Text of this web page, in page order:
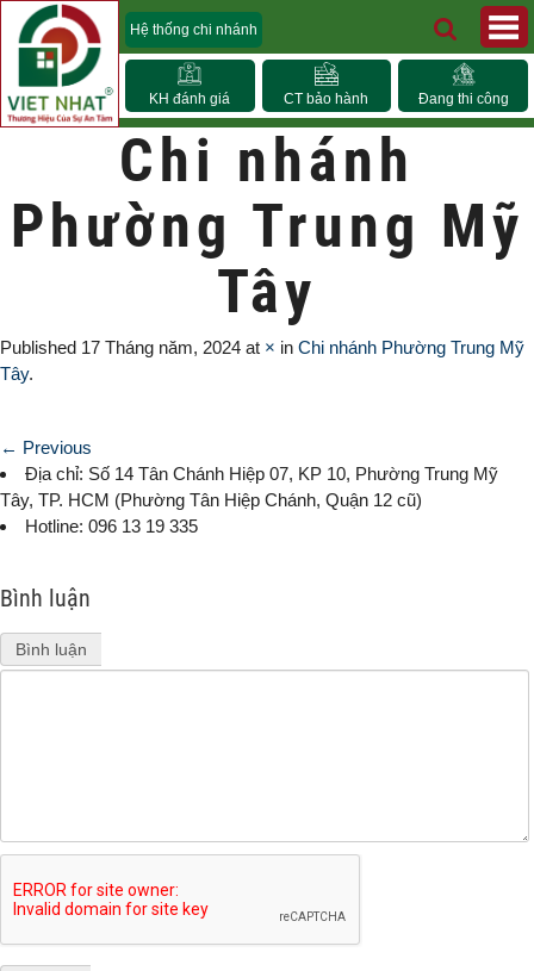
Hệ thống chi nhánh
KH đánh giá CT bảo hành Đang thi công
Chi nhánh
Phường Trung Mỹ
Tây
Published 17 Tháng năm, 2024 at × in Chi nhánh Phường Trung Mỹ
Tây.
← Previous
Địa chỉ: Số 14 Tân Chánh Hiệp 07, KP 10, Phường Trung Mỹ
Tây, TP. HCM (Phường Tân Hiệp Chánh, Quận 12 cũ)
Hotline: 096 13 19 335
Bình luận
Bình luận